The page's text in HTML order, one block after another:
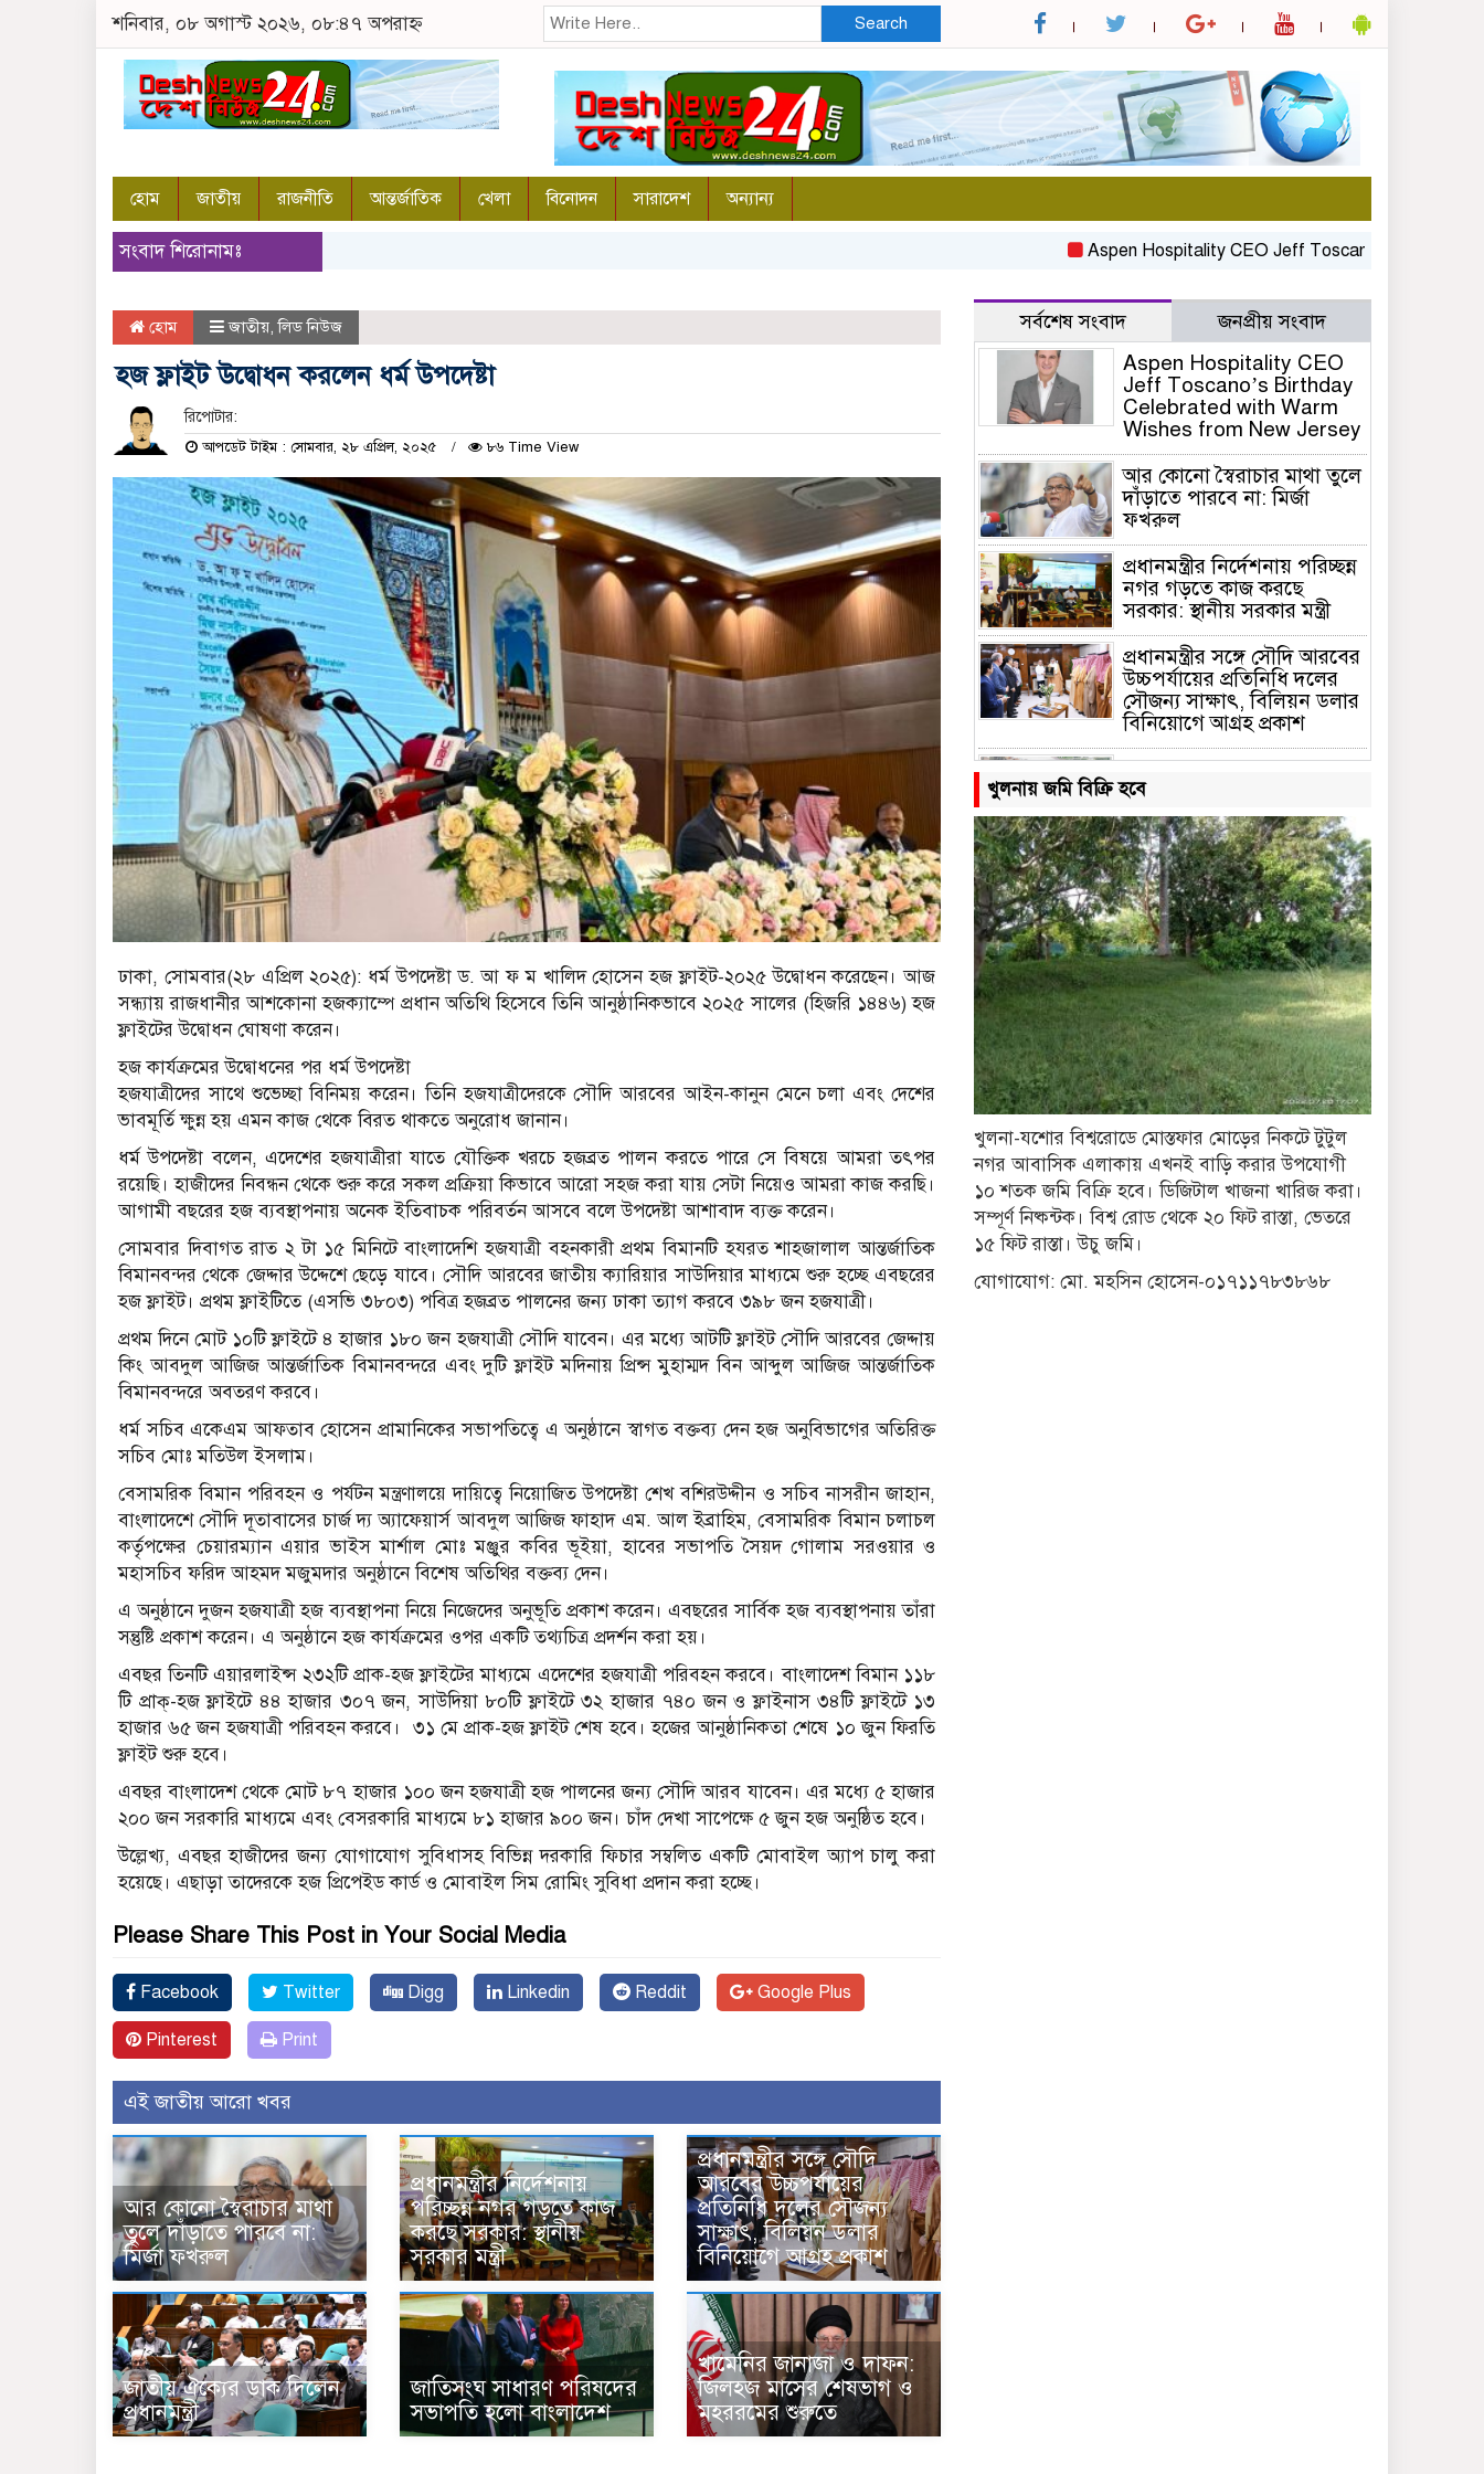
শনিবার, ০৮ অগাস্ট ২০২৬, ০৮:৪৭ অপরাহ্ন Search
হোম জাতীয় রাজনীতি আন্তর্জাতিক খেলা বিনোদন সারাদেশ অন্যান্য
সংবাদ শিরোনামঃ Aspen Hospitality CEO Jeff Toscano’s Birthday
হোম জাতীয়,লিড নিউজ
হজ ফ্লাইট উদ্বোধন করলেন ধর্ম উপদেষ্টা
রিপোটার:
আপডেট টাইম : সোমবার, ২৮ এপ্রিল, ২০২৫ ৮৬ Time View
ঢাকা, সোমবার(২৮ এপ্রিল ২০২৫): ধর্ম উপদেষ্টা ড. আ ফ ম খালিদ হোসেন হজ ফ্লাইট-২০২৫ উদ্বোধন করেছেন। আজ
সন্ধ্যায় রাজধানীর আশকোনা হজক্যাম্পে প্রধান অতিথি হিসেবে তিনি আনুষ্ঠানিকভাবে ২০২৫ সালের (হিজরি ১৪৪৬) হজ
ফ্লাইটের উদ্বোধন ঘোষণা করেন।
হজ কার্যক্রমের উদ্বোধনের পর ধর্ম উপদেষ্টা
হজযাত্রীদের সাথে শুভেচ্ছা বিনিময় করেন। তিনি হজযাত্রীদেরকে সৌদি আরবের আইন-কানুন মেনে চলা এবং দেশের
ভাবমূর্তি ক্ষুন্ন হয় এমন কাজ থেকে বিরত থাকতে অনুরোধ জানান।
ধর্ম উপদেষ্টা বলেন, এদেশের হজযাত্রীরা যাতে যৌক্তিক খরচে হজব্রত পালন করতে পারে সে বিষয়ে আমরা তৎপর
রয়েছি। হাজীদের নিবন্ধন থেকে শুরু করে সকল প্রক্রিয়া কিভাবে আরো সহজ করা যায় সেটা নিয়েও আমরা কাজ করছি।
আগামী বছরের হজ ব্যবস্থাপনায় অনেক ইতিবাচক পরিবর্তন আসবে বলে উপদেষ্টা আশাবাদ ব্যক্ত করেন।
সোমবার দিবাগত রাত ২ টা ১৫ মিনিটে বাংলাদেশি হজযাত্রী বহনকারী প্রথম বিমানটি হযরত শাহজালাল আন্তর্জাতিক
বিমানবন্দর থেকে জেদ্দার উদ্দেশে ছেড়ে যাবে। সৌদি আরবের জাতীয় ক্যারিয়ার সাউদিয়ার মাধ্যমে শুরু হচ্ছে এবছরের
হজ ফ্লাইট। প্রথম ফ্লাইটিতে (এসভি ৩৮০৩) পবিত্র হজব্রত পালনের জন্য ঢাকা ত্যাগ করবে ৩৯৮ জন হজযাত্রী।
প্রথম দিনে মোট ১০টি ফ্লাইটে ৪ হাজার ১৮০ জন হজযাত্রী সৌদি যাবেন। এর মধ্যে আটটি ফ্লাইট সৌদি আরবের জেদ্দায়
কিং আবদুল আজিজ আন্তর্জাতিক বিমানবন্দরে এবং দুটি ফ্লাইট মদিনায় প্রিন্স মুহাম্মদ বিন আব্দুল আজিজ আন্তর্জাতিক
বিমানবন্দরে অবতরণ করবে।
ধর্ম সচিব একেএম আফতাব হোসেন প্রামানিকের সভাপতিত্বে এ অনুষ্ঠানে স্বাগত বক্তব্য দেন হজ অনুবিভাগের অতিরিক্ত
সচিব মোঃ মতিউল ইসলাম।
বেসামরিক বিমান পরিবহন ও পর্যটন মন্ত্রণালয়ে দায়িত্বে নিয়োজিত উপদেষ্টা শেখ বশিরউদ্দীন ও সচিব নাসরীন জাহান,
বাংলাদেশে সৌদি দূতাবাসের চার্জ দ্য অ্যাফেয়ার্স আবদুল আজিজ ফাহাদ এম. আল ইব্রাহিম, বেসামরিক বিমান চলাচল
কর্তৃপক্ষের চেয়ারম্যান এয়ার ভাইস মার্শাল মোঃ মঞ্জুর কবির ভূইয়া, হাবের সভাপতি সৈয়দ গোলাম সরওয়ার ও
মহাসচিব ফরিদ আহমদ মজুমদার অনুষ্ঠানে বিশেষ অতিথির বক্তব্য দেন।
এ অনুষ্ঠানে দুজন হজযাত্রী হজ ব্যবস্থাপনা নিয়ে নিজেদের অনুভূতি প্রকাশ করেন। এবছরের সার্বিক হজ ব্যবস্থাপনায় তাঁরা
সন্তুষ্টি প্রকাশ করেন। এ অনুষ্ঠানে হজ কার্যক্রমের ওপর একটি তথ্যচিত্র প্রদর্শন করা হয়।
এবছর তিনটি এয়ারলাইন্স ২৩২টি প্রাক-হজ ফ্লাইটের মাধ্যমে এদেশের হজযাত্রী পরিবহন করবে। বাংলাদেশ বিমান ১১৮
টি প্রাক্‌-হজ ফ্লাইটে ৪৪ হাজার ৩০৭ জন, সাউদিয়া ৮০টি ফ্লাইটে ৩২ হাজার ৭৪০ জন ও ফ্লাইনাস ৩৪টি ফ্লাইটে ১৩
হাজার ৬৫ জন হজযাত্রী পরিবহন করবে। ৩১ মে প্রাক-হজ ফ্লাইট শেষ হবে। হজের আনুষ্ঠানিকতা শেষে ১০ জুন ফিরতি
ফ্লাইট শুরু হবে।
এবছর বাংলাদেশ থেকে মোট ৮৭ হাজার ১০০ জন হজযাত্রী হজ পালনের জন্য সৌদি আরব যাবেন। এর মধ্যে ৫ হাজার
২০০ জন সরকারি মাধ্যমে এবং বেসরকারি মাধ্যমে ৮১ হাজার ৯০০ জন। চাঁদ দেখা সাপেক্ষে ৫ জুন হজ অনুষ্ঠিত হবে।
উল্লেখ্য, এবছর হাজীদের জন্য যোগাযোগ সুবিধাসহ বিভিন্ন দরকারি ফিচার সম্বলিত একটি মোবাইল অ্যাপ চালু করা
হয়েছে। এছাড়া তাদেরকে হজ প্রিপেইড কার্ড ও মোবাইল সিম রোমিং সুবিধা প্রদান করা হচ্ছে।
Please Share This Post in Your Social Media
Facebook Twitter Digg Linkedin Reddit Google Plus
Pinterest Print
এই জাতীয় আরো খবর
আর কোনো স্বৈরাচার মাথা
তুলে দাঁড়াতে পারবে না:
মির্জা ফখরুল
প্রধানমন্ত্রীর নির্দেশনায়
পরিচ্ছন্ন নগর গড়তে কাজ
করছে সরকার: স্থানীয়
সরকার মন্ত্রী
প্রধানমন্ত্রীর সঙ্গে সৌদি
আরবের উচ্চপর্যায়ের
প্রতিনিধি দলের সৌজন্য
সাক্ষাৎ, বিলিয়ন ডলার
বিনিয়োগে আগ্রহ প্রকাশ
জাতীয় ঐক্যের ডাক দিলেন
প্রধানমন্ত্রী
জাতিসংঘ সাধারণ পরিষদের
সভাপতি হলো বাংলাদেশ
খামেনির জানাজা ও দাফন:
জিলহজ মাসের শেষভাগ ও
মহররমের শুরুতে
সর্বশেষ সংবাদ জনপ্রীয় সংবাদ
Aspen Hospitality CEO
Jeff Toscano’s Birthday
Celebrated with Warm
Wishes from New Jersey
আর কোনো স্বৈরাচার মাথা তুলে
দাঁড়াতে পারবে না: মির্জা
ফখরুল
প্রধানমন্ত্রীর নির্দেশনায় পরিচ্ছন্ন
নগর গড়তে কাজ করছে
সরকার: স্থানীয় সরকার মন্ত্রী
প্রধানমন্ত্রীর সঙ্গে সৌদি আরবের
উচ্চপর্যায়ের প্রতিনিধি দলের
সৌজন্য সাক্ষাৎ, বিলিয়ন ডলার
বিনিয়োগে আগ্রহ প্রকাশ
তারেক রহমানের পক্ষ থেকে
বন্যার্তদের মাঝে ত্রাণ দিলেন
ছাত্রনেতা আল আমিন বাবলু
জাতীয় ঐক্যের ডাক দিলেন
প্রধানমন্ত্রী
জাতিসংঘ সাধারণ পরিষদের
সভাপতি হলো বাংলাদেশ
খামেনির জানাজা ও দাফন:
জিলহজ মাসের শেষভাগ ও
মহররমের শুরুতে
মালয়েশিয়া সফরে যাচ্ছেন
প্রধানমন্ত্রী তারেক রহমান
সংরক্ষিত আসনের এমপিদের
মনোনয়নের গল্প
খুলনায় জমি বিক্রি হবে
খুলনা-যশোর বিশ্বরোডে মোস্তফার মোড়ের নিকটে টুটুল
নগর আবাসিক এলাকায় এখনই বাড়ি করার উপযোগী
১০ শতক জমি বিক্রি হবে। ডিজিটাল খাজনা খারিজ করা।
সম্পূর্ণ নিষ্কন্টক। বিশ্ব রোড থেকে ২০ ফিট রাস্তা, ভেতরে
১৫ ফিট রাস্তা। উচু জমি।
যোগাযোগ: মো. মহসিন হোসেন-০১৭১১৭৮৩৮৬৮